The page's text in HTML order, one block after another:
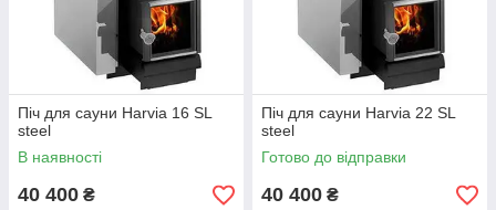
Піч для сауни Harvia 16 SL
steel
В наявності
40 400 ₴
Піч для сауни Harvia 22 SL
steel
Готово до відправки
40 400 ₴